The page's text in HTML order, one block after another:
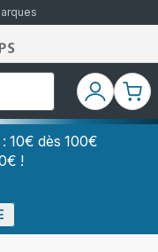
Accueil
Rowenta
Mon
compte
Mon
10€ dès 100€
!